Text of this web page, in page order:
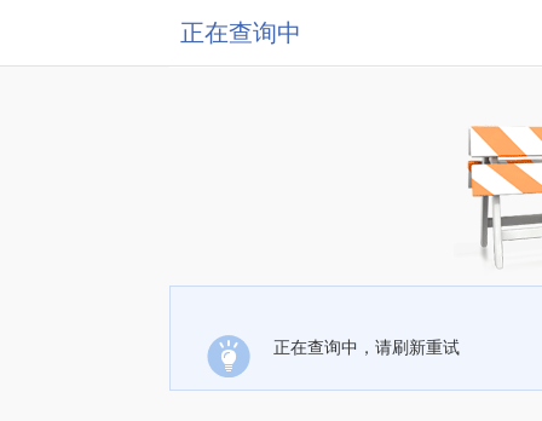
正在查询中
正在查询中，请刷新重试